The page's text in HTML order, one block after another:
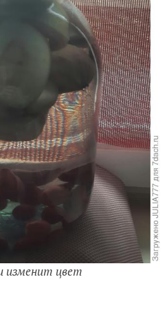
изменит цвет